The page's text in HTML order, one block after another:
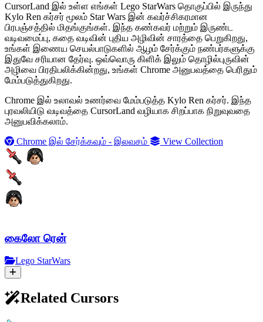
CursorLand இல் உள்ள எங்கள் Lego StarWars தொகுப்பில் இருந்து
Kylo Ren கர்சர் மூலம் Star Wars இன் கவர்ச்சிகரமான
பிரபஞ்சத்தில் மிதங்குங்கள். இந்த கண்கவர் மற்றும் இருண்ட
வடிவமைப்பு, கதை வடிவின் புதிய அழிவின் சாரத்தை பெறுகிறது,
உங்கள் இணைய செயல்பாடுகளில் ஆழம் சேர்க்கும் நண்பர்களுக்கு
இதுவே சரியான தேர்வு. ஒவ்வொரு கிளிக் இலும் தொழில்புருவின்
அழிவை பிரதிபலிக்கின்றது, உங்கள் Chrome அனுபவத்தை பெரிதும்
மேம்படுத்துகிறது.
Chrome இல் உலாவல் உணர்வை மேம்படுத்த Kylo Ren கர்சர். இந்த
புரவலியிடு வடிவத்தை CursorLand வழியாக சிறப்பாக நிறுவுவதை
அனுபவிக்கலாம்.
Chrome இல் சேர்க்கவும் - இலவசம்
View Collection
கைலோ ரென்
Lego StarWars
Related Cursors